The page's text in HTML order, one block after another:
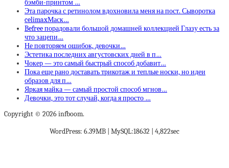
бэмби-принтом …
Эта парочка с ретинолом вдохновила меня на пост. Сыворотка
celimaxМаск…
Befree порадовали большой домашней коллекцией Глазу есть за
что зацепи…
Не повторяем ошибок, девочки…
Эстетика последних августовских дней в п…
Чокер — это самый быстрый способ добавит…
Пока еще рано доставать трикотаж и теплые носки, но идеи
образов для п…
Яркая майка — самый простой способ мгнов…
Девочки, это тот случай, когда я просто …
Copyright © 2026 infboom.
WordPress: 6.39MB | MySQL:18632 | 4,822sec